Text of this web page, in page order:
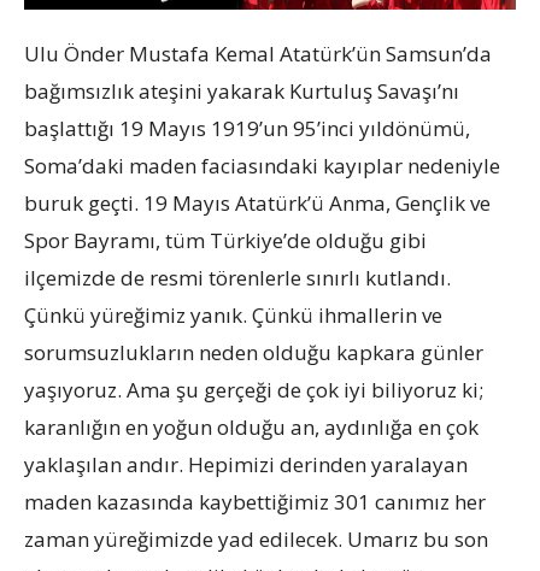
Ulu Önder Mustafa Kemal Atatürk’ün Samsun’da
bağımsızlık ateşini yakarak Kurtuluş Savaşı’nı
başlattığı 19 Mayıs 1919’un 95’inci yıldönümü,
Soma’daki maden faciasındaki kayıplar nedeniyle
buruk geçti. 19 Mayıs Atatürk’ü Anma, Gençlik ve
Spor Bayramı, tüm Türkiye’de olduğu gibi
ilçemizde de resmi törenlerle sınırlı kutlandı.
Çünkü yüreğimiz yanık. Çünkü ihmallerin ve
sorumsuzlukların neden olduğu kapkara günler
yaşıyoruz. Ama şu gerçeği de çok iyi biliyoruz ki;
karanlığın en yoğun olduğu an, aydınlığa en çok
yaklaşılan andır. Hepimizi derinden yaralayan
maden kazasında kaybettiğimiz 301 canımız her
zaman yüreğimizde yad edilecek. Umarız bu son